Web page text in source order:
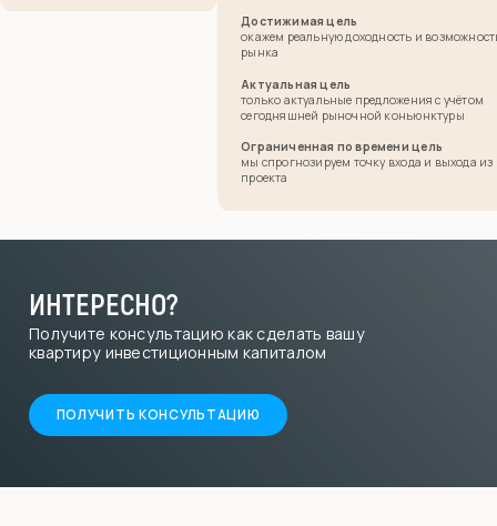
Достижимая цель
окажем реальную доходность и
рынка
Актуальная цель
только актуальные предложения с учётом
сегодняшней рыночной коньюнктуры
Ограниченная по времени цель
мы спрогнозируем точку входа и выхода из
проекта
ИНТЕРЕСНО?
Получите консультацию как сделать вашу
квартиру инвестиционным капиталом
ПОЛУЧИТЬ КОНСУЛЬТАЦИЮ